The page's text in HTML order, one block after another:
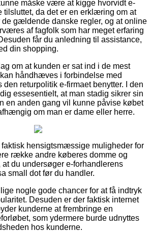
måske være at kigge hvorvidt e-
tilsluttet, da det er en erklæring om at
de gældende danske regler, og at online
af fagfolk som har meget erfaring
får du anledning til assistance,
din shopping.
om at kunden er sat ind i de mest
håndhæves i forbindelse med
den returpolitik e-firmaet benytter. I den
essesentielt, at man stadig sikrer sin
en anden gang vil kunne påvise købet
om man er dame eller herre.
hensigtsmæssige muligheder for
række andre køberes domme og
at du undersøger e-forhandlerens
small dot før du handler.
nogle gode chancer for at få indtryk
Desuden er der faktisk internet
kunderne at frembringe en
som ydermere burde udnyttes
hos kunderne.